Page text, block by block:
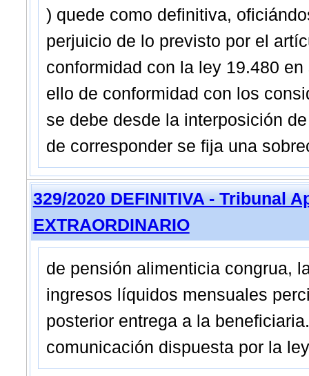
) quede como definitiva,
perjuicio de lo previsto por el
conformidad con la ley 19.480
ello de conformidad con los
se debe desde la interposición
de corresponder se fija una
329/2020 DEFINITIVA - Tribunal
EXTRAORDINARIO
de pensión alimenticia congrua,
ingresos líquidos mensuales
posterior entrega a la
comunicación dispuesta por la